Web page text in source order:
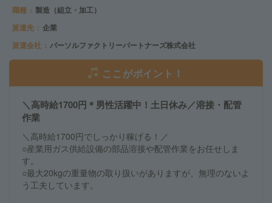
職種
製造（組立・加工）
派遣先
企業
派遣会社
パーソルファクトリーパートナーズ株式会社
ここがポイント！
＼高時給1700円＊男性活躍中！土日休み／溶接・配管
作業
＼高時給1700円でしっかり稼げる！／
○産業用ガス供給設備の部品溶接や配管作業をお任せしま
す。
○最大20kgの重量物の取り扱いがありますが、無理のないよ
う工夫しています。